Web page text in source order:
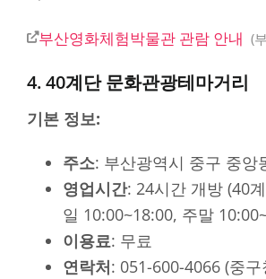
부산영화체험박물관 관람 안내
4. 40계단 문화관광테마거리
기본 정보:
주소: 부산광역시 중구 중앙
영업시간: 24시간 개방 (40
일 10:00~18:00, 주말
이용료: 무료
연락처: 051-600-4066 (중